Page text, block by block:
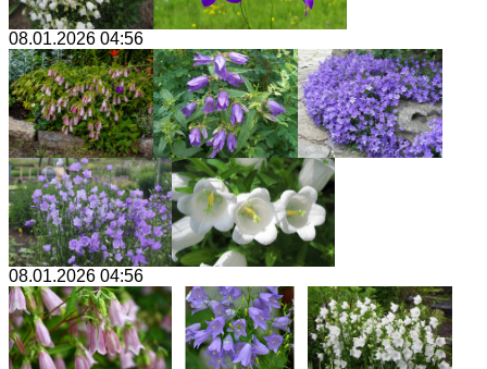
08.01.2026 04:56
08.01.2026 04:56